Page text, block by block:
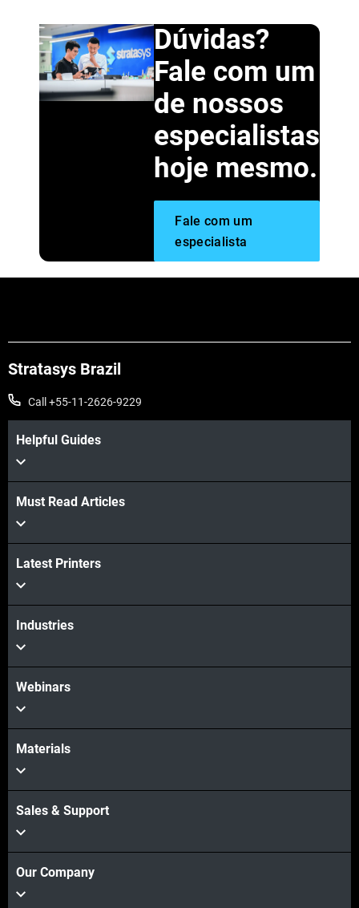
Dúvidas?
Fale com um
de nossos
especialistas
hoje mesmo.
Fale com um
especialista
Stratasys Brazil
Call +55-11-2626-9229
Helpful Guides
Must Read Articles
Latest Printers
Industries
Webinars
Materials
Sales & Support
Our Company